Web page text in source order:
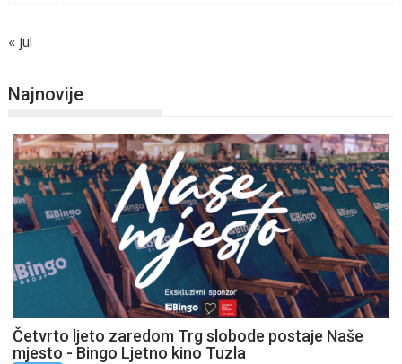
« jul
Najnovije
Četvrto ljeto zaredom Trg slobode postaje Naše
mjesto - Bingo Ljetno kino Tuzla